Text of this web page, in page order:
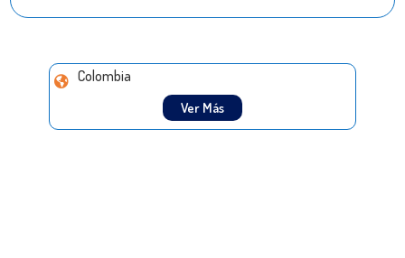
Colombia
Ver Más